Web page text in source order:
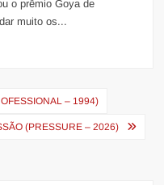
o prêmio Goya de
muito os...
– 1994)
(PRESSURE – 2026)